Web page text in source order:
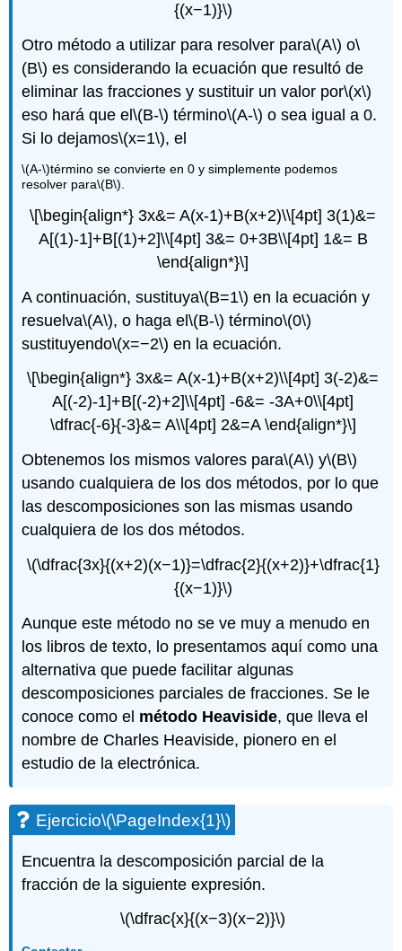
{(x−1)}\)
Otro método a utilizar para resolver para\(A\) o\
(B\) es considerando la ecuación que resultó de
eliminar las fracciones y sustituir un valor por\(x\)
eso hará que el\(B-\) término\(A-\) o sea igual a 0.
Si lo dejamos\(x=1\), el
\(A-\)término se convierte en 0 y simplemente podemos
resolver para\(B\)
\[\begin{align*} 3x&= A(x-1)+B(x+2)\\[4pt] 3(1)&=
A[(1)-1]+B[(1)+2]\\[4pt] 3&= 0+3B\\[4pt] 1&= B
\end{align*}\]
A continuación, sustituya\(B=1\) en la ecuación y
resuelva\(A\), o haga el\(B-\) término\(0\)
sustituyendo\(x=−2\) en la ecuación.
\[\begin{align*} 3x&= A(x-1)+B(x+2)\\[4pt] 3(-2)&=
A[(-2)-1]+B[(-2)+2]\\[4pt] -6&= -3A+0\\[4pt]
\dfrac{-6}{-3}&= A\\[4pt] 2&=A \end{align*}\]
Obtenemos los mismos valores para\(A\) y\(B\)
usando cualquiera de los dos métodos, por lo que
las descomposiciones son las mismas usando
cualquiera de los dos métodos.
\(\dfrac{3x}{(x+2)(x−1)}=\dfrac{2}{(x+2)}+\dfrac{1}
{(x−1)}\)
Aunque este método no se ve muy a menudo en
los libros de texto, lo presentamos aquí como una
alternativa que puede facilitar algunas
descomposiciones parciales de fracciones. Se le
conoce como el método Heaviside, que lleva el
nombre de Charles Heaviside, pionero en el
estudio de la electrónica.
Ejercicio\(\PageIndex{1}\)
Encuentra la descomposición parcial de la
fracción de la siguiente expresión.
\(\dfrac{x}{(x−3)(x−2)}\)